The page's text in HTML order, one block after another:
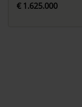
€ 1.625.000